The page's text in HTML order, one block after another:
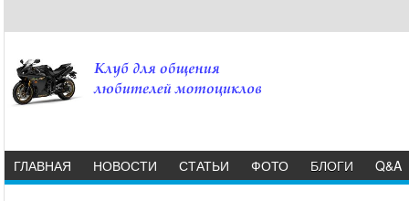
ГЛАВНАЯ НОВОСТИ СТАТЬИ ФОТО БЛОГИ Q&A